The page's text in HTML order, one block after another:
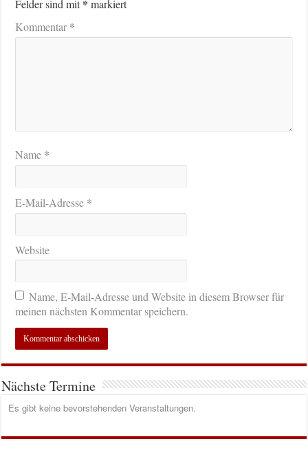
Felder sind mit* markiert
Kommentar*
Name *
E-Mail-Adresse *
Website
Name, E-Mail-Adresse und Website in diesem Browser für
meinen nächsten Kommentar speichern.
Nächste Termine
Es gibt keine bevorstehenden Veranstaltungen.